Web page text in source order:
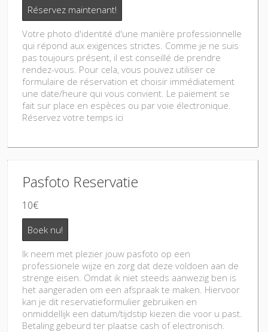
Réservez maintenant!
Votre photo d'identité d'une manière professionnelle
qui répond aux exigences strictes. Comme je ne suis
pas toujours présent, il est conseillé de prendre
rendez-vous. Pour cela, vous pouvez utiliser ce
formulaire de réservation et choisir immédiatement
une date/heure qui vous convient. Le paiement se
fait sur place en espèces ou par voie électronique.
Réservez votre temps ici
Pasfoto Reservatie
10€
Boek nu!
Ik neem met plezier jouw pasfoto op een
professionele wijze en zorg dat deze voldoen aan de
strenge eisen. Omdat ik niet steeds aanwezig ben is
het aangeraden om een afspraak te maken. Hiervoor
kan je dit reservatieformulier gebruiken en
onmiddellijk een datum/tijdstip kiezen die voor u past.
Betaling gebeurd ter plaatse cash of electronisch.